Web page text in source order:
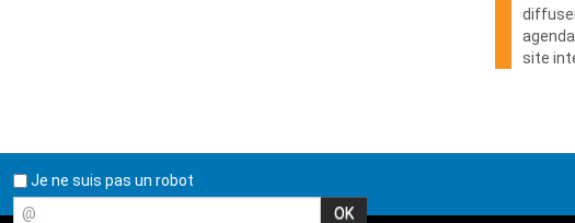
site
Je ne suis pas un robot
@